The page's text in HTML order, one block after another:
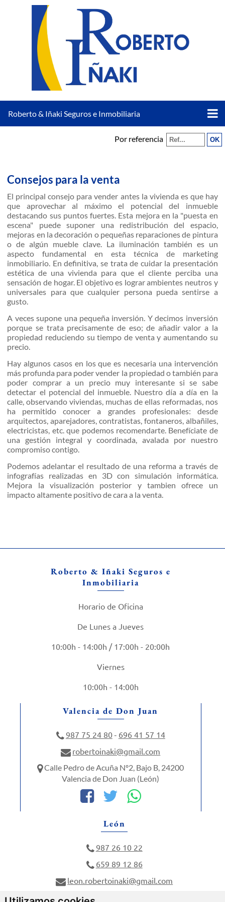
Roberto & Iñaki Seguros e Inmobiliaria
Por referencia
Consejos para la venta
El principal consejo para vender antes la vivienda es que hay
que aprovechar al máximo el potencial del inmueble
destacando sus puntos fuertes. Esta mejora en la "puesta en
escena" puede suponer una redistribución del espacio,
mejoras en la decoración o pequeñas reparaciones de pintura
o de algún mueble clave. La iluminación también es un
aspecto fundamental en esta técnica de marketing
inmobiliario. En definitiva, se trata de cuidar la presentación
estética de una vivienda para que el cliente perciba una
sensación de hogar. El objetivo es lograr ambientes neutros y
universales para que cualquier persona pueda sentirse a
gusto.
A veces supone una pequeña inversión. Y decimos inversión
porque se trata precisamente de eso; de añadir valor a la
propiedad reduciendo su tiempo de venta y aumentando su
precio.
Hay algunos casos en los que es necesaria una intervención
más profunda para poder vender la propiedad o también para
poder comprar a un precio muy interesante si se sabe
detectar el potencial del inmueble. Nuestro día a día en la
calle, observando viviendas, muchas de ellas reformadas, nos
ha permitido conocer a grandes profesionales: desde
arquitectos, aparejadores, contratistas, fontaneros, albañiles,
electricistas, etc. que podemos recomendarte. Benefíciate de
una gestión integral y coordinada, avalada por nuestro
compromiso contigo.
Podemos adelantar el resultado de una reforma a través de
infografías realizadas en 3D con simulación informática.
Mejora la visualización posterior y tambien ofrece un
impacto altamente positivo de cara a la venta.
Roberto & Iñaki Seguros e
Inmobiliaria
Horario de Oficina
De Lunes a Jueves
10:00h - 14:00h / 17:00h - 20:00h
Viernes
10:00h - 14:00h
Valencia de Don Juan
987 75 24 80- 696 41 57 14
robertoinaki@gmail.com
Calle Pedro de Acuña Nº2, Bajo B, 24200
Valencia de Don Juan (León)
León
987 26 10 22
659 89 12 86
leon.robertoinaki@gmail.com
Calle Dos Hermanas Nº6, 24005 León (León)